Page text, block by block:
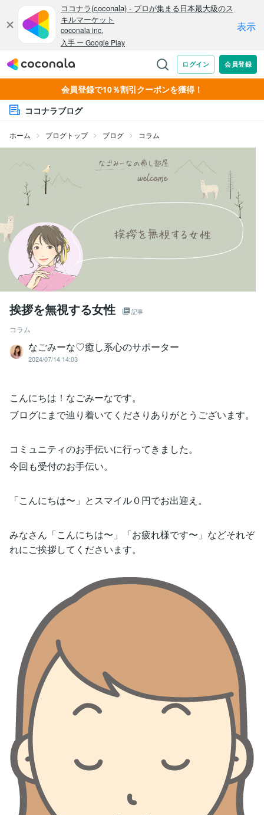
会員登録で10％割引クーポンを獲得！
ココナラブログ
ホーム ブログトップ ブログ コラム
挨拶を無視する女性 記事
コラム
なごみーな♡癒し系心のサポーター
2024/07/14 14:03
こんにちは！なごみーなです。
ブログにまで辿り着いてくださりありがとうございます。
コミュニティのお手伝いに行ってきました。
今回も受付のお手伝い。
「こんにちは〜」とスマイル０円でお出迎え。
みなさん「こんにちは〜」「お疲れ様です〜」などそれぞ
れにご挨拶してくださいます。